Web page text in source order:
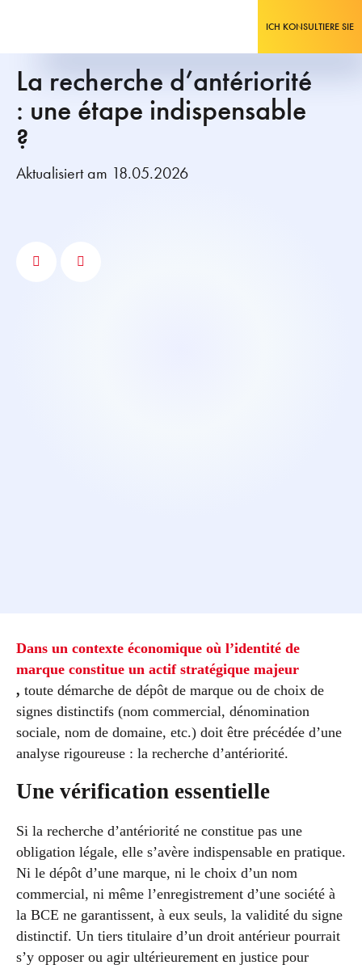
ICH KONSULTIERE SIE
La recherche d’antériorité
: une étape indispensable
?
Aktualisiert am 18.05.2026
Dans un contexte économique où l’identité de
marque constitue un actif stratégique majeur
, toute démarche de dépôt de marque ou de choix de
signes distinctifs (nom commercial, dénomination
sociale, nom de domaine, etc.) doit être précédée d’une
analyse rigoureuse : la recherche d’antériorité.
Une vérification essentielle
Si la recherche d’antériorité ne constitue pas une
obligation légale, elle s’avère indispensable en pratique.
Ni le dépôt d’une marque, ni le choix d’un nom
commercial, ni même l’enregistrement d’une société à
la BCE ne garantissent, à eux seuls, la validité du signe
distinctif. Un tiers titulaire d’un droit antérieur pourrait
s’y opposer ou agir ultérieurement en justice pour